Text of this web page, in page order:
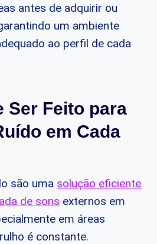
antes de adquirir ou
um ambiente
ao perfil de cada
Ser Feito para
em Cada
são uma solução eficiente
de sons externos em
em áreas
é constante.